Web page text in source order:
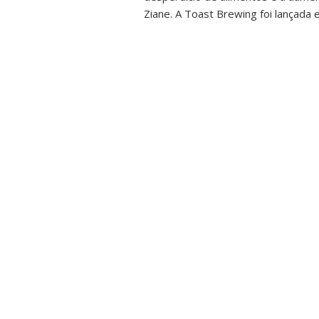
Ziane. A Toast Brewing foi lançada